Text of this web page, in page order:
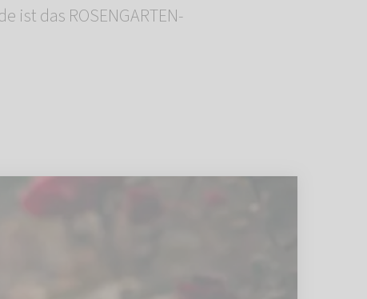
ist das ROSENGARTEN-